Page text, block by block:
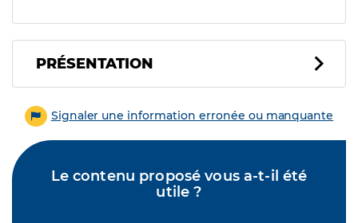
PRÉSENTATION
Signaler une information erronée ou manquante
Le contenu proposé vous a-t-il été
utile ?